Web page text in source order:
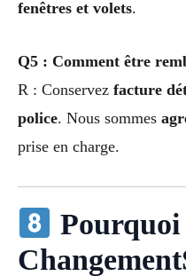
fenêtres et volets.
Q5 : Comment être
R : Conservez facture
police. Nous sommes
prise en charge.